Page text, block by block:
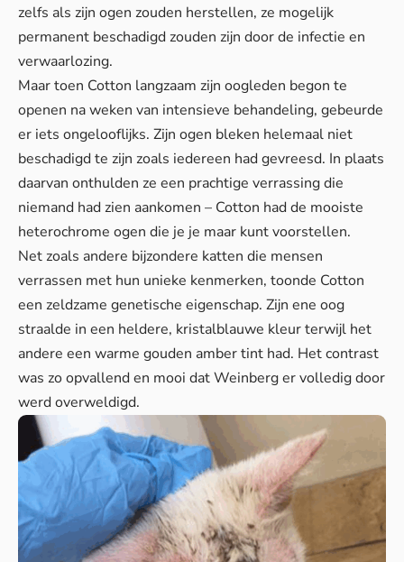
zelfs als zijn ogen zouden herstellen, ze mogelijk
permanent beschadigd zouden zijn door de infectie en
verwaarlozing.
Maar toen Cotton langzaam zijn oogleden begon te
openen na weken van intensieve behandeling, gebeurde
er iets ongelooflijks. Zijn ogen bleken helemaal niet
beschadigd te zijn zoals iedereen had gevreesd. In plaats
daarvan onthulden ze een prachtige verrassing die
niemand had zien aankomen – Cotton had de mooiste
heterochrome ogen die je je maar kunt voorstellen.
Net zoals andere bijzondere katten die mensen
verrassen met hun unieke kenmerken, toonde Cotton
een zeldzame genetische eigenschap. Zijn ene oog
straalde in een heldere, kristalblauwe kleur terwijl het
andere een warme gouden amber tint had. Het contrast
was zo opvallend en mooi dat Weinberg er volledig door
werd overweldigd.